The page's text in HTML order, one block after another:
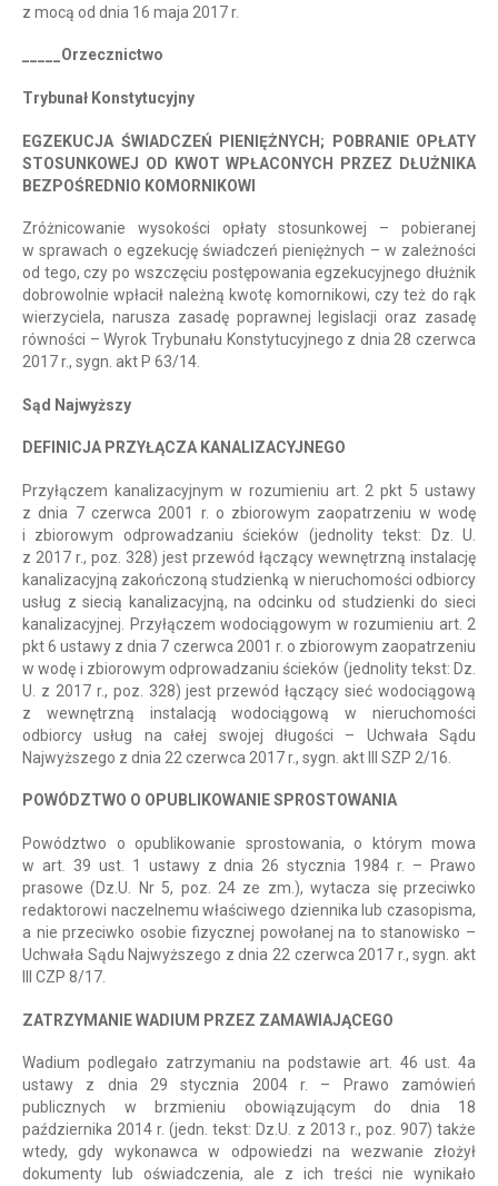
z mocą od dnia 16 maja 2017 r.
_____Orzecznictwo
Trybunał Konstytucyjny
EGZEKUCJA ŚWIADCZEŃ PIENIĘŻNYCH; POBRANIE OPŁATY
STOSUNKOWEJ OD KWOT WPŁACONYCH PRZEZ DŁUŻNIKA
BEZPOŚREDNIO KOMORNIKOWI
Zróżnicowanie wysokości opłaty stosunkowej – pobieranej
w sprawach o egzekucję świadczeń pieniężnych – w zależności
od tego, czy po wszczęciu postępowania egzekucyjnego dłużnik
dobrowolnie wpłacił należną kwotę komornikowi, czy też do rąk
wierzyciela, narusza zasadę poprawnej legislacji oraz zasadę
równości – Wyrok Trybunału Konstytucyjnego z dnia 28 czerwca
2017 r., sygn. akt P 63/14.
Sąd Najwyższy
DEFINICJA PRZYŁĄCZA KANALIZACYJNEGO
Przyłączem kanalizacyjnym w rozumieniu art. 2 pkt 5 ustawy
z dnia 7 czerwca 2001 r. o zbiorowym zaopatrzeniu w wodę
i zbiorowym odprowadzaniu ścieków (jednolity tekst: Dz. U.
z 2017 r., poz. 328) jest przewód łączący wewnętrzną instalację
kanalizacyjną zakończoną studzienką w nieruchomości odbiorcy
usług z siecią kanalizacyjną, na odcinku od studzienki do sieci
kanalizacyjnej. Przyłączem wodociągowym w rozumieniu art. 2
pkt 6 ustawy z dnia 7 czerwca 2001 r. o zbiorowym zaopatrzeniu
w wodę i zbiorowym odprowadzaniu ścieków (jednolity tekst: Dz.
U. z 2017 r., poz. 328) jest przewód łączący sieć wodociągową
z wewnętrzną instalacją wodociągową w nieruchomości
odbiorcy usług na całej swojej długości – Uchwała Sądu
Najwyższego z dnia 22 czerwca 2017 r., sygn. akt III SZP 2/16.
POWÓDZTWO O OPUBLIKOWANIE SPROSTOWANIA
Powództwo o opublikowanie sprostowania, o którym mowa
w art. 39 ust. 1 ustawy z dnia 26 stycznia 1984 r. – Prawo
prasowe (Dz.U. Nr 5, poz. 24 ze zm.), wytacza się przeciwko
redaktorowi naczelnemu właściwego dziennika lub czasopisma,
a nie przeciwko osobie fizycznej powołanej na to stanowisko –
Uchwała Sądu Najwyższego z dnia 22 czerwca 2017 r., sygn. akt
III CZP 8/17.
ZATRZYMANIE WADIUM PRZEZ ZAMAWIAJĄCEGO
Wadium podlegało zatrzymaniu na podstawie art. 46 ust. 4a
ustawy z dnia 29 stycznia 2004 r. – Prawo zamówień
publicznych w brzmieniu obowiązującym do dnia 18
października 2014 r. (jedn. tekst: Dz.U. z 2013 r., poz. 907) także
wtedy, gdy wykonawca w odpowiedzi na wezwanie złożył
dokumenty lub oświadczenia, ale z ich treści nie wynikało